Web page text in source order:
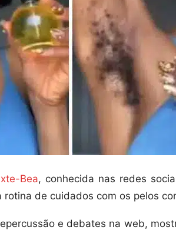
Bea, conhecida nas redes
de cuidados com os pelos
e debates na web,